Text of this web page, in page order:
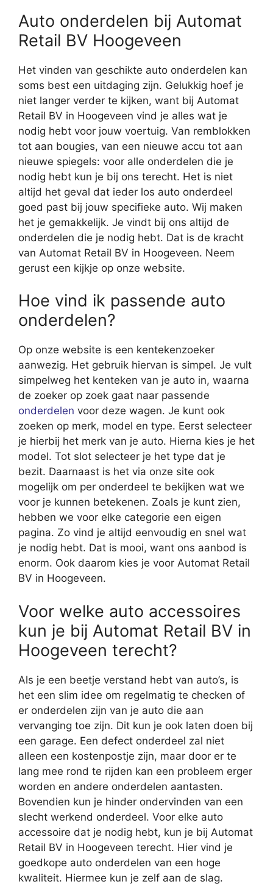
Auto onderdelen bij Automat
Retail BV Hoogeveen
Het vinden van geschikte auto onderdelen kan
soms best een uitdaging zijn. Gelukkig hoef je
niet langer verder te kijken, want bij Automat
Retail BV in Hoogeveen vind je alles wat je
nodig hebt voor jouw voertuig. Van remblokken
tot aan bougies, van een nieuwe accu tot aan
nieuwe spiegels: voor alle onderdelen die je
nodig hebt kun je bij ons terecht. Het is niet
altijd het geval dat ieder los auto onderdeel
goed past bij jouw specifieke auto. Wij maken
het je gemakkelijk. Je vindt bij ons altijd de
onderdelen die je nodig hebt. Dat is de kracht
van Automat Retail BV in Hoogeveen. Neem
gerust een kijkje op onze website.
Hoe vind ik passende auto
onderdelen?
Op onze website is een kentekenzoeker
aanwezig. Het gebruik hiervan is simpel. Je vult
simpelweg het kenteken van je auto in, waarna
de zoeker op zoek gaat naar passende
onderdelen voor deze wagen. Je kunt ook
zoeken op merk, model en type. Eerst selecteer
je hierbij het merk van je auto. Hierna kies je het
model. Tot slot selecteer je het type dat je
bezit. Daarnaast is het via onze site ook
mogelijk om per onderdeel te bekijken wat we
voor je kunnen betekenen. Zoals je kunt zien,
hebben we voor elke categorie een eigen
pagina. Zo vind je altijd eenvoudig en snel wat
je nodig hebt. Dat is mooi, want ons aanbod is
enorm. Ook daarom kies je voor Automat Retail
BV in Hoogeveen.
Voor welke auto accessoires
kun je bij Automat Retail BV in
Hoogeveen terecht?
Als je een beetje verstand hebt van auto’s, is
het een slim idee om regelmatig te checken of
er onderdelen zijn van je auto die aan
vervanging toe zijn. Dit kun je ook laten doen bij
een garage. Een defect onderdeel zal niet
alleen een kostenpostje zijn, maar door er te
lang mee rond te rijden kan een probleem erger
worden en andere onderdelen aantasten.
Bovendien kun je hinder ondervinden van een
slecht werkend onderdeel. Voor elke auto
accessoire dat je nodig hebt, kun je bij Automat
Retail BV in Hoogeveen terecht. Hier vind je
goedkope auto onderdelen van een hoge
kwaliteit. Hiermee kun je zelf aan de slag.